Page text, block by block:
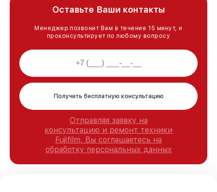
Оставьте Ваши контакты
Менеджер позвонит Вам в течение 15 минут, и
проконсультирует по любому вопросу
Получить бесплатную консультацию
Отправляя заявку на
консультацию и ремонт техники
Fujifilm, Вы соглашаетесь на
обработку персональных данных